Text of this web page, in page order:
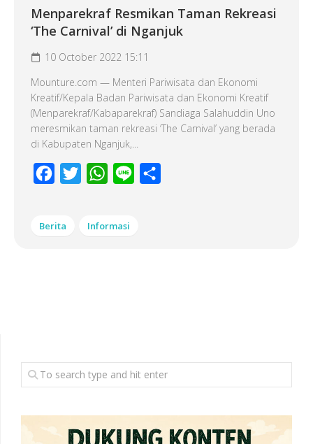
Menparekraf Resmikan Taman Rekreasi
‘The Carnival’ di Nganjuk
10 October 2022 15:11
Mounture.com — Menteri Pariwisata dan Ekonomi
Kreatif/Kepala Badan Pariwisata dan Ekonomi Kreatif
(Menparekraf/Kabaparekraf) Sandiaga Salahuddin Uno
meresmikan taman rekreasi ‘The Carnival’ yang berada
di Kabupaten Nganjuk,...
Facebook
Twitter WhatsApp
Line
Berita Informasi